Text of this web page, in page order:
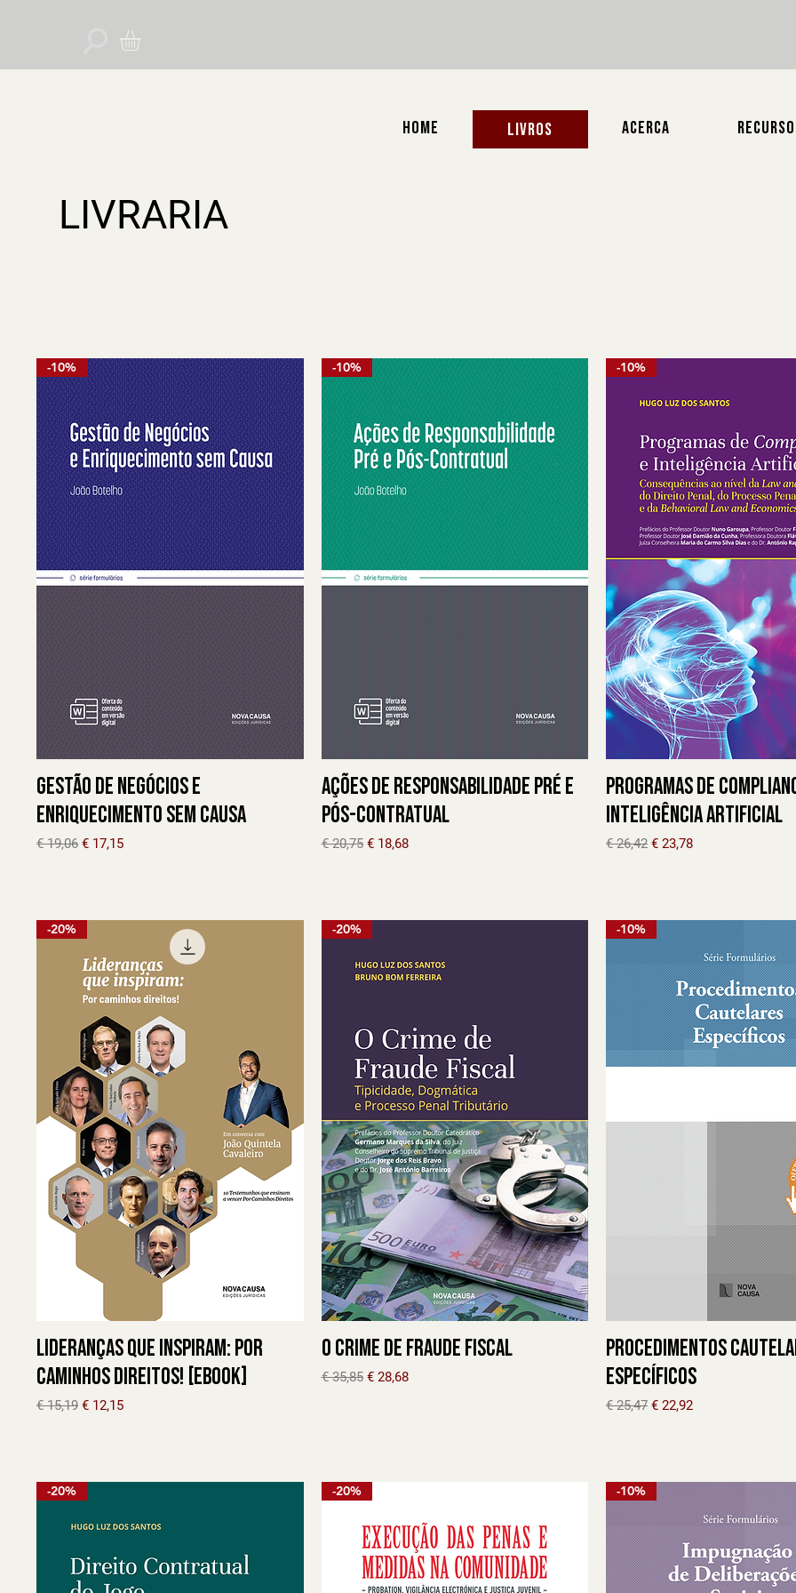
HOME LIVROS ACERCA
LIVRARIA
-10%
Gestão de Negócios e
Enriquecimento sem Causa
Preço normal
€ 19,06 Preço promocional
€ 17,15
-10%
Ações de Responsabilidade Pré e
Pós-Contratual
Preço normal
€ 20,75 Preço promocional
€ 18,68
-10%
Programas de
Inteligência Artificial
Preço normal
€ 26,42 Preço promocional
€ 23,78
-20%
Lideranças que inspiram: Por
caminhos direitos! [Ebook]
Preço normal
€ 15,19 Preço promocional
€ 12,15
-20%
O Crime de Fraude Fiscal
Preço normal
€ 35,85 Preço promocional
€ 28,68
-10%
Procedimentos
Específicos
Preço normal
€ 25,47 Preço promocional
€ 22,92
-20% -20% -10%